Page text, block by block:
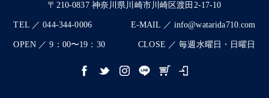
〒210-0837 神奈川県川崎市川崎区渡田2-17-10
TEL ／ 044-344-0006 E-MAIL ／ info@watarida710.com
OPEN ／ 9：00〜19：30 CLOSE ／ 毎週水曜日・日曜日